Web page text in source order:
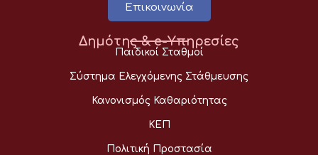
Επικοινωνία
Δημότης & e-Υπηρεσίες
Παιδικοί Σταθμοί
Σύστημα Ελεγχόμενης Στάθμευσης
Κανονισμός Καθαριότητας
ΚΕΠ
Πολιτική Προστασία